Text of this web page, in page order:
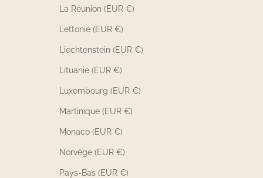
La Réunion (EUR €)
Lettonie (EUR €)
Liechtenstein (EUR €)
Lituanie (EUR €)
Luxembourg (EUR €)
Martinique (EUR €)
Monaco (EUR €)
Norvège (EUR €)
Pays-Bas (EUR €)